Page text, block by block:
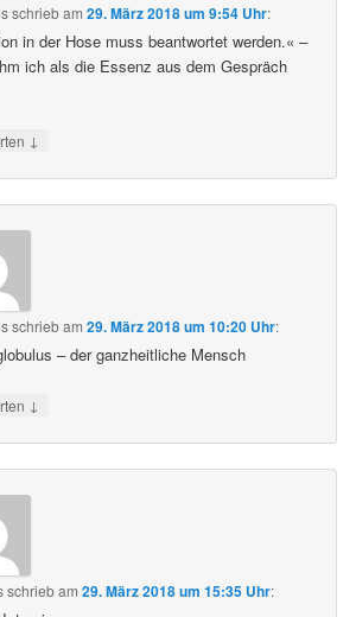
schriebam29. März 2018 um 9:54 Uhr:
in der Hose muss beantwortet werden.« –
ich als die Essenz aus dem Gespräch
↓
schriebam29. März 2018 um 10:20 Uhr:
– der ganzheitliche Mensch
↓
schriebam29. März 2018 um 15:35 Uhr: